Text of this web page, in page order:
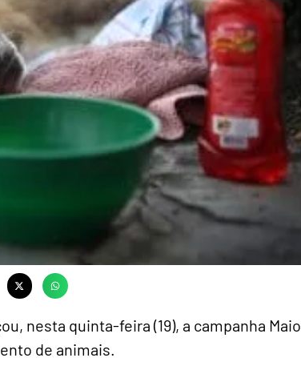
nesta quinta-feira (19), a campanha Maio
de animais.